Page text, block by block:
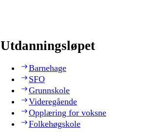
Utdanningsløpet
Barnehage
SFO
Grunnskole
Videregående
Opplæring for voksne
Folkehøgskole